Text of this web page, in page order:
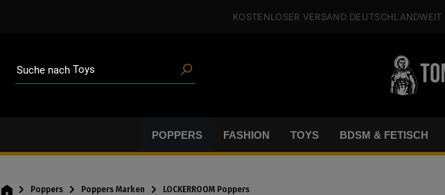
KOSTENLOSER VERSANDDEUTSCHLANDWEIT
POPPERS FASHION TOYS BDSM & FETISCH
Poppers Poppers Marken LOCKERROOM Poppers
Suche nach Angeboten
Blogartikeln